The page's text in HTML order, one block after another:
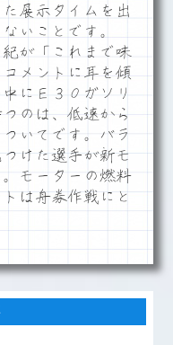
展示タイムを出
いことです。
が「これまで味
メントに耳を傾
にＥ３０ガソリ
のは、低速から
いてです。バラ
けた選手が新モ
モーターの燃料
は舟券作戦にと